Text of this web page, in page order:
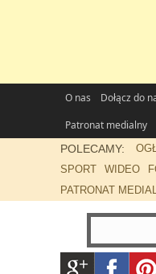
O nas Dołącz do
Patronat medialny
POLECAMY:
SPORT
WIDEO
PATRONAT